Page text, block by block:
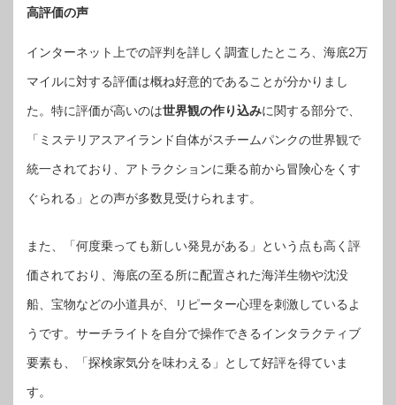
高評価の声
インターネット上での評判を詳しく調査したところ、海底2万
マイルに対する評価は概ね好意的であることが分かりまし
た。特に評価が高いのは世界観の作り込みに関する部分で、
「ミステリアスアイランド自体がスチームパンクの世界観で
統一されており、アトラクションに乗る前から冒険心をくす
ぐられる」との声が多数見受けられます。
また、「何度乗っても新しい発見がある」という点も高く評
価されており、海底の至る所に配置された海洋生物や沈没
船、宝物などの小道具が、リピーター心理を刺激しているよ
うです。サーチライトを自分で操作できるインタラクティブ
要素も、「探検家気分を味わえる」として好評を得ていま
す。